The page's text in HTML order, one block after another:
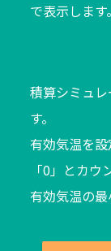
で表示します。
積算シミュ
す。
有効気温を
「0」とカウ
有効気温の最